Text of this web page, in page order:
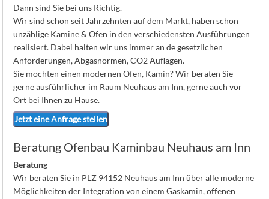
Dann sind Sie bei uns Richtig.
Wir sind schon seit Jahrzehnten auf dem Markt, haben schon
unzählige Kamine & Ofen in den verschiedensten Ausführungen
realisiert. Dabei halten wir uns immer an de gesetzlichen
Anforderungen, Abgasnormen, CO2 Auflagen.
Sie möchten einen modernen Ofen, Kamin? Wir beraten Sie
gerne ausführlicher im Raum Neuhaus am Inn, gerne auch vor
Ort bei Ihnen zu Hause.
Jetzt eine Anfrage stellen
Beratung Ofenbau Kaminbau Neuhaus am Inn
Beratung
Wir beraten Sie in PLZ 94152 Neuhaus am Inn über alle moderne
Möglichkeiten der Integration von einem Gaskamin, offenen